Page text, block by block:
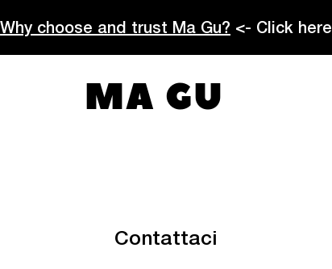
Why choose and trust Ma Gu? <- Click here
MA GU
Contattaci